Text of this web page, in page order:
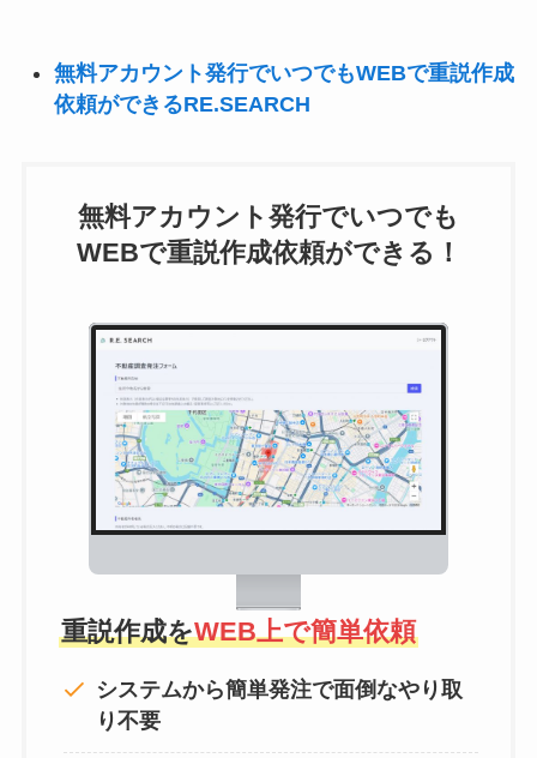
無料アカウント発行でいつでもWEBで重説作成
依頼ができるRE.SEARCH
無料アカウント発行でいつでも
WEBで重説作成依頼ができる！
重説作成をWEB上で簡単依頼
システムから簡単発注で面倒なやり取
り不要